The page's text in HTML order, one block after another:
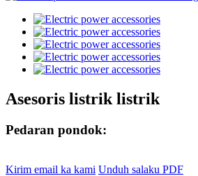
Asesoris listrik listrik
Pedaran pondok:
Kirim email ka kami Unduh salaku PDF